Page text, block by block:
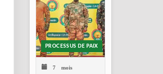
PROCESSUS DE PAIX
7 mois